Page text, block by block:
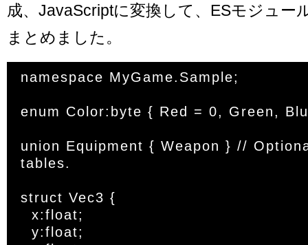
成、JavaScriptに変換して、ESモジュー
まとめました。
namespace MyGame.Sample;
enum Color:byte { Red = 0, Green,
union Equipment { Weapon } //
tables.
struct Vec3 {